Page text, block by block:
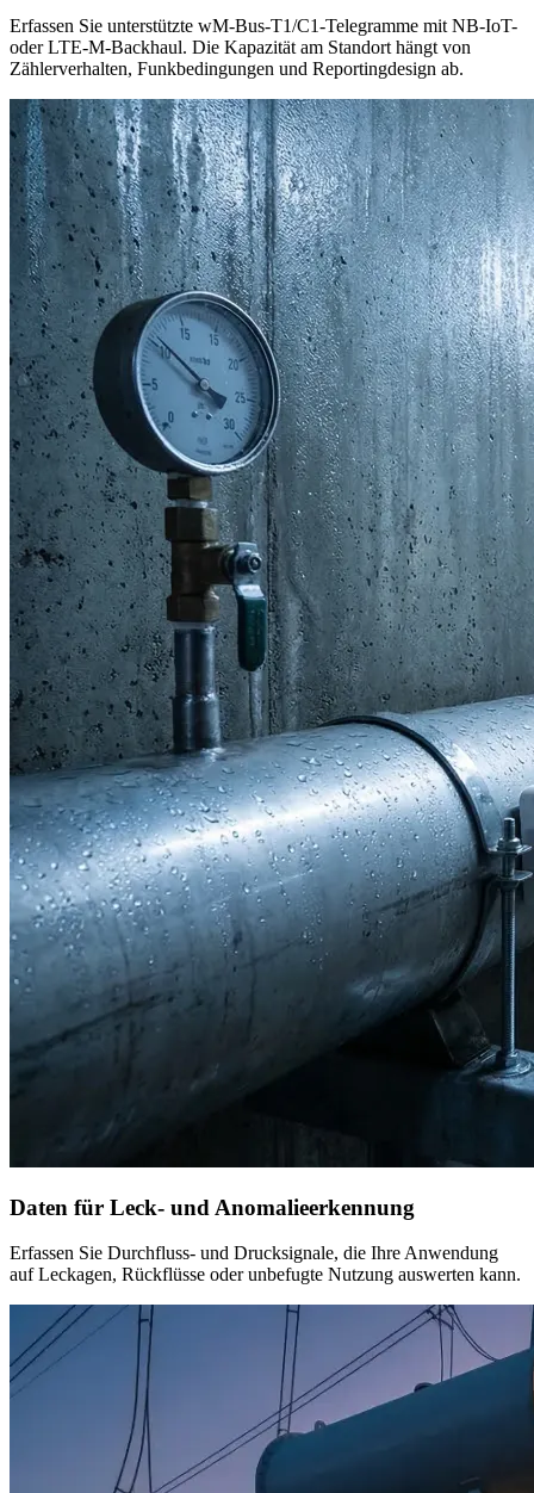
Erfassen Sie unterstützte wM-Bus-T1/C1-Telegramme mit NB-IoT-
oder LTE-M-Backhaul. Die Kapazität am Standort hängt von
Zählerverhalten, Funkbedingungen und Reportingdesign ab.
Daten für Leck- und Anomalieerkennung
Erfassen Sie Durchfluss- und Drucksignale, die Ihre Anwendung
auf Leckagen, Rückflüsse oder unbefugte Nutzung auswerten kann.